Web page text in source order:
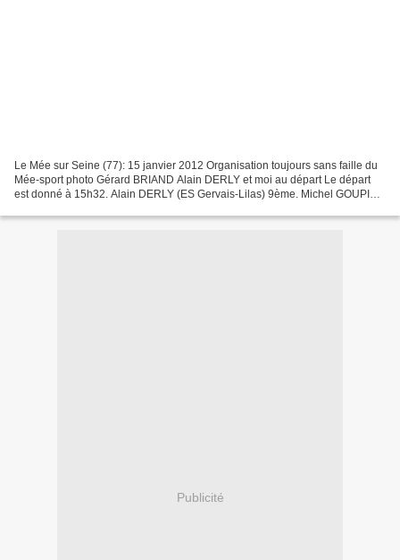
Le Mée sur Seine (77): 15 janvier 2012 Organisation toujours sans faille du
Mée-sport photo Gérard BRIAND Alain DERLY et moi au départ Le départ
est donné à 15h32. Alain DERLY (ES Gervais-Lilas) 9ème. Michel GOUPIL,
Publicité